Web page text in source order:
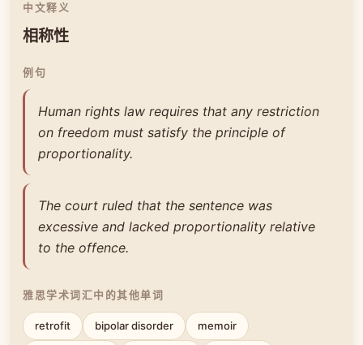
中文释义
相称性
例句
Human rights law requires that any restriction
on freedom must satisfy the principle of
proportionality.
The court ruled that the sentence was
excessive and lacked proportionality relative
to the offence.
雅思学术词汇中的其他单词
retrofit bipolar disorder memoir